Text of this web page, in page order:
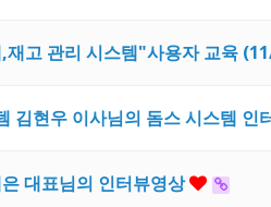
재고 관리 시스템"사용자 교육
김현우 이사님의 돔스 시스템 인
대표님의 인터뷰영상